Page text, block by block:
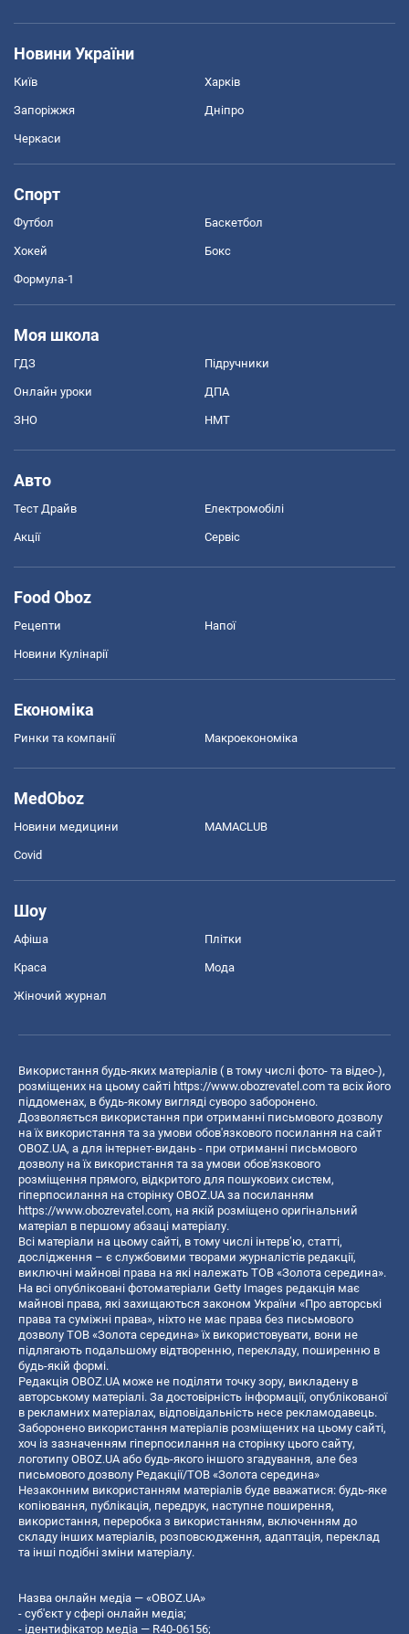
Новини України
Київ Харків
Запоріжжя Дніпро
Черкаси
Спорт
Футбол Баскетбол
Хокей Бокс
Формула-1
Моя школа
ГДЗ Підручники
Онлайн уроки ДПА
ЗНО НМТ
Авто
Тест Драйв Електромобілі
Акції Сервіс
Food Oboz
Рецепти Напої
Новини Кулінарії
Економіка
Ринки та компанії Макроекономіка
MedOboz
Новини медицини MAMACLUB
Covid
Шоу
Афіша Плітки
Краса Мода
Жіночий журнал
Використання будь-яких матеріалів ( в тому числі фото- та відео-),
розміщених на цьому сайті https://www.obozrevatel.com та всіх його
піддоменах, в будь-якому вигляді суворо заборонено.
Дозволяється використання при отриманні письмового дозволу
на їх використання та за умови обов'язкового посилання на сайт
OBOZ.UA, а для інтернет-видань - при отриманні письмового
дозволу на їх використання та за умови обов'язкового
розміщення прямого, відкритого для пошукових систем,
гіперпосилання на сторінку OBOZ.UA за посиланням
https://www.obozrevatel.com, на якій розміщено оригінальний
матеріал в першому абзаці матеріалу.
Всі матеріали на цьому сайті, в тому числі інтерв’ю, статті,
дослідження – є службовими творами журналістів редакції,
виключні майнові права на які належать ТОВ «Золота середина».
На всі опубліковані фотоматеріали Getty Images редакція має
майнові права, які захищаються законом України «Про авторські
права та суміжні права», ніхто не має права без письмового
дозволу ТОВ «Золота середина» їх використовувати, вони не
підлягають подальшому відтворенню, перекладу, поширенню в
будь-якій формі.
Редакція OBOZ.UA може не поділяти точку зору, викладену в
авторському матеріалі. За достовірність інформації, опублікованої
в рекламних матеріалах, відповідальність несе рекламодавець.
Заборонено використання матеріалів розміщених на цьому сайті,
хоч із зазначенням гіперпосилання на сторінку цього сайту,
логотипу OBOZ.UA або будь-якого іншого згадування, але без
письмового дозволу Редакції/ТОВ «Золота середина»
Незаконним використанням матеріалів буде вважатися: будь-яке
копiювання, публiкацiя, передрук, наступне поширення,
використання, переробка з використанням, включенням до
складу інших матеріалів, розповсюдження, адаптація, переклад
та інші подібні зміни матеріалу.
Назва онлайн медіа — «OBOZ.UA»
- суб'єкт у сфері онлайн медіа;
- ідентифікатор медіа — R40-06156;